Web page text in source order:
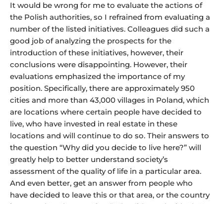
It would be wrong for me to evaluate the actions of
the Polish authorities, so I refrained from evaluating a
number of the listed initiatives. Colleagues did such a
good job of analyzing the prospects for the
introduction of these initiatives, however, their
conclusions were disappointing. However, their
evaluations emphasized the importance of my
position. Specifically, there are approximately 950
cities and more than 43,000 villages in Poland, which
are locations where certain people have decided to
live, who have invested in real estate in these
locations and will continue to do so. Their answers to
the question “Why did you decide to live here?” will
greatly help to better understand society’s
assessment of the quality of life in a particular area.
And even better, get an answer from people who
have decided to leave this or that area, or the country